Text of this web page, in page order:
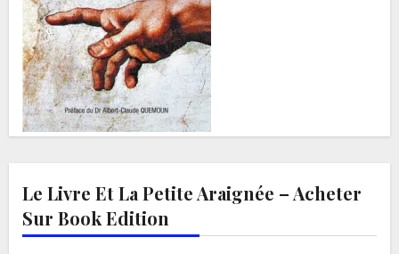
Le Livre Et La Petite Araignée – Acheter
Sur Book Edition